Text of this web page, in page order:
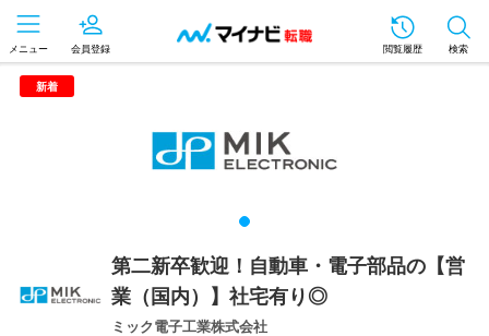
メニュー 会員登録 閲覧履歴 検索
新着
第二新卒歓迎！自動車・電子部品の【営
業（国内）】社宅有り◎
ミック電子工業株式会社